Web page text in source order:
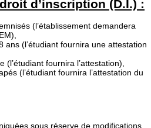
d’inscription (D.I.) :
(l’établissement demandera
ans (l’étudiant fournira une attestation
(l’étudiant fournira l’attestation),
(l’étudiant fournira l’attestation du
sous réserve de modifications